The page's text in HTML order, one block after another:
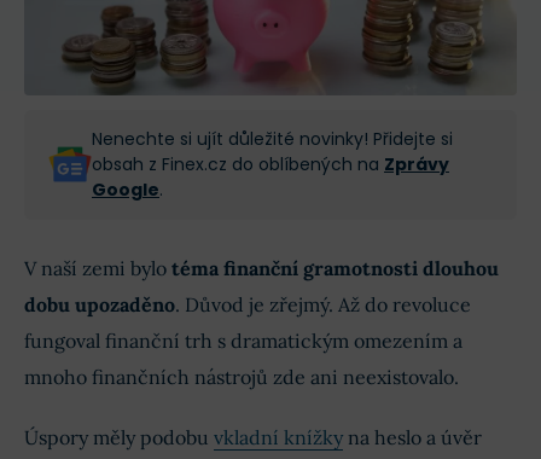
Nenechte si ujít důležité novinky! Přidejte si
obsah z Finex.cz do oblíbených na Zprávy
Google.
V naší zemi bylo téma finanční gramotnosti dlouhou
dobu upozaděno. Důvod je zřejmý. Až do revoluce
fungoval finanční trh s dramatickým omezením a
mnoho finančních nástrojů zde ani neexistovalo.
Úspory měly podobu vkladní knížky na heslo a úvěr